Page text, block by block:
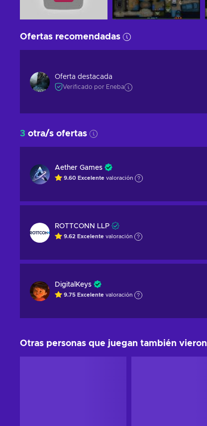
Ofertas recomendadas
Oferta destacada
Verificado por Eneba
3 otra/s ofertas
Aether Games
9.60 Excelente valoración
ROTTCONN LLP
9.62 Excelente valoración
DigitalKeys
9.75 Excelente valoración
Otras personas que juegan también vieron